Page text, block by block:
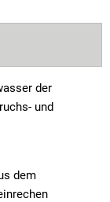
der
und
dem